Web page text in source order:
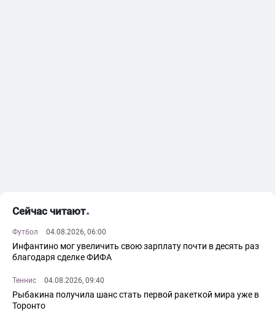
Сейчас читают
Футбол 04.08.2026, 06:00
Инфантино мог увеличить свою зарплату почти в десять раз
благодаря сделке ФИФА
Теннис 04.08.2026, 09:40
Рыбакина получила шанс стать первой ракеткой мира уже в
Торонто